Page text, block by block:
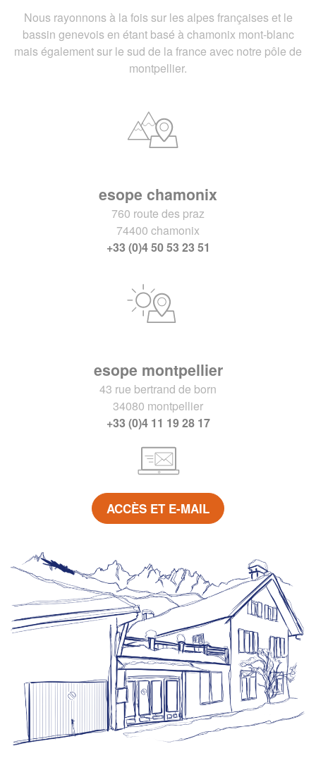
Nous rayonnons à la fois sur les alpes françaises et le
bassin genevois en étant basé à chamonix mont-blanc
mais également sur le sud de la france avec notre pôle de
montpellier.
esope chamonix
760 route des praz
74400 chamonix
+33 (0)4 50 53 23 51
esope montpellier
43 rue bertrand de born
34080 montpellier
+33 (0)4 11 19 28 17
ACCÈS ET E-MAIL